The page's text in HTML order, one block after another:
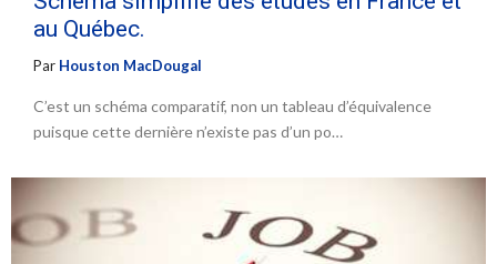
au Québec.
Par Houston MacDougal
C’est un schéma comparatif, non un tableau d’équivalence
puisque cette dernière n’existe pas d’un po…